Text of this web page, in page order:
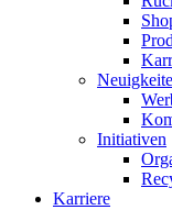
Initiativen
Karriere